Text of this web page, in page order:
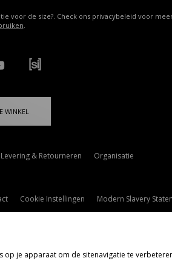
voor de size?. Check ons privacybeleid voor
.
WINKEL
Levering & Retourneren Organisatie
Cookie Instellingen Modern Slavery
je apparaat om de sitenavigatie te